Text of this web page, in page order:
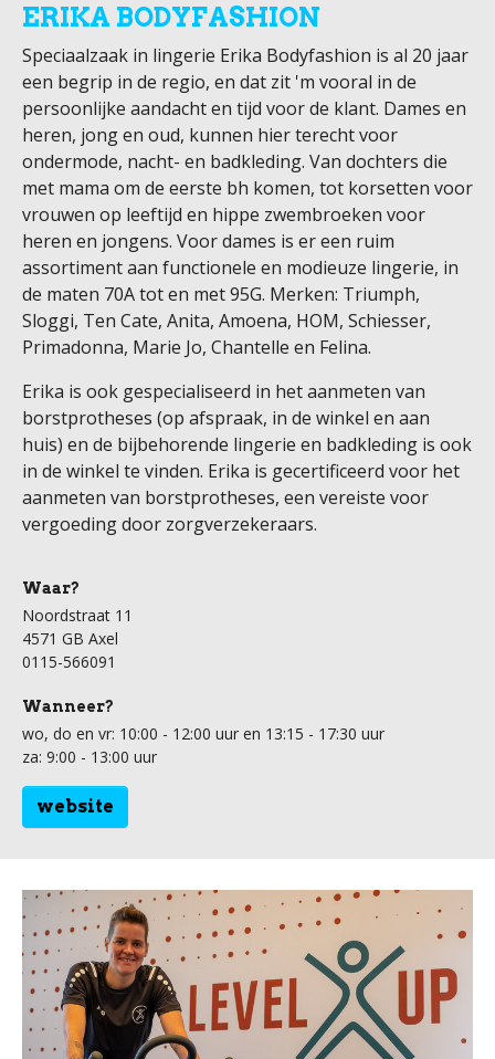
ERIKA BODYFASHION
Speciaalzaak in lingerie Erika Bodyfashion is al 20 jaar
een begrip in de regio, en dat zit 'm vooral in de
persoonlijke aandacht en tijd voor de klant. Dames en
heren, jong en oud, kunnen hier terecht voor
ondermode, nacht- en badkleding. Van dochters die
met mama om de eerste bh komen, tot korsetten voor
vrouwen op leeftijd en hippe zwembroeken voor
heren en jongens. Voor dames is er een ruim
assortiment aan functionele en modieuze lingerie, in
de maten 70A tot en met 95G. Merken: Triumph,
Sloggi, Ten Cate, Anita, Amoena, HOM, Schiesser,
Primadonna, Marie Jo, Chantelle en Felina.
Erika is ook gespecialiseerd in het aanmeten van
borstprotheses (op afspraak, in de winkel en aan
huis) en de bijbehorende lingerie en badkleding is ook
in de winkel te vinden. Erika is gecertificeerd voor het
aanmeten van borstprotheses, een vereiste voor
vergoeding door zorgverzekeraars.
Waar?
Noordstraat 11
4571 GB Axel
0115-566091
Wanneer?
wo, do en vr: 10:00 - 12:00 uur en 13:15 - 17:30 uur
za: 9:00 - 13:00 uur
website